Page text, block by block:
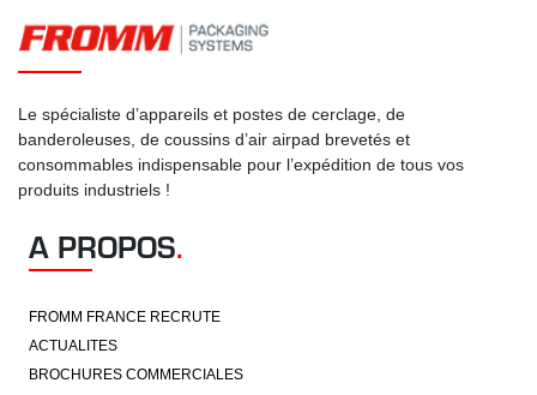
Le spécialiste d’appareils et postes de cerclage, de
banderoleuses, de coussins d’air airpad brevetés et
consommables indispensable pour l’expédition de tous vos
produits industriels !
A PROPOS.
FROMM FRANCE RECRUTE
ACTUALITES
BROCHURES COMMERCIALES